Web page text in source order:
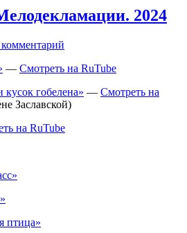
2024
Песни.
2024
— Смотреть на RuTube
гобелена» — Смотреть на
Заславской)
на RuTube
птица»